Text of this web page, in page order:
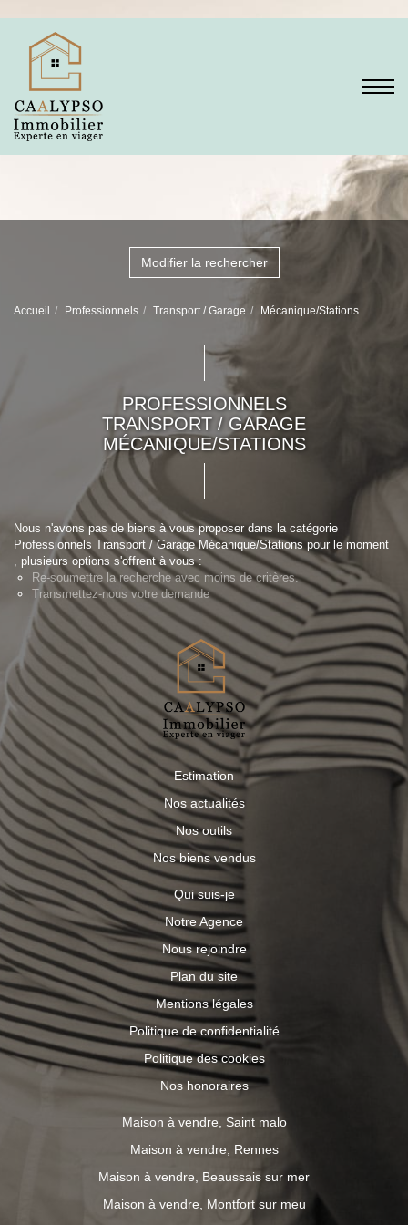
Modifier la rechercher
Accueil Professionnels Transport / Garage Mécanique/Stations
PROFESSIONNELS
TRANSPORT / GARAGE
MÉCANIQUE/STATIONS
Nous n'avons pas de biens à vous proposer dans la catégorie
Professionnels Transport / Garage Mécanique/Stations pour le moment
, plusieurs options s'offrent à vous :
Re-soumettre la recherche avec moins de critères.
Transmettez-nous votre demande
Estimation
Nos actualités
Nos outils
Nos biens vendus
Qui suis-je
Notre Agence
Nous rejoindre
Plan du site
Mentions légales
Politique de confidentialité
Politique des cookies
Nos honoraires
Maison à vendre, Saint malo
Maison à vendre, Rennes
Maison à vendre, Beaussais sur mer
Maison à vendre, Montfort sur meu